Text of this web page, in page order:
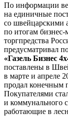
По информации
на единичные
со швейцарскими
по итогам
торгпредства
предусматривал
«Газель Бизнес
поставлены в
в марте и апреле
продал конечным
Покупателями
и коммунального
работающие в